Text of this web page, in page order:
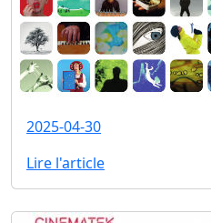
2025-04-30
Lire l'article